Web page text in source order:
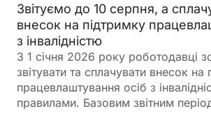
Звітуємо до 10 серпня, а
внесок на підтримку
з інвалідністю
З 1 січня 2026 року роботодавці
звітувати та сплачувати внесок на
працевлаштування осіб з
правилами. Базовим звітним